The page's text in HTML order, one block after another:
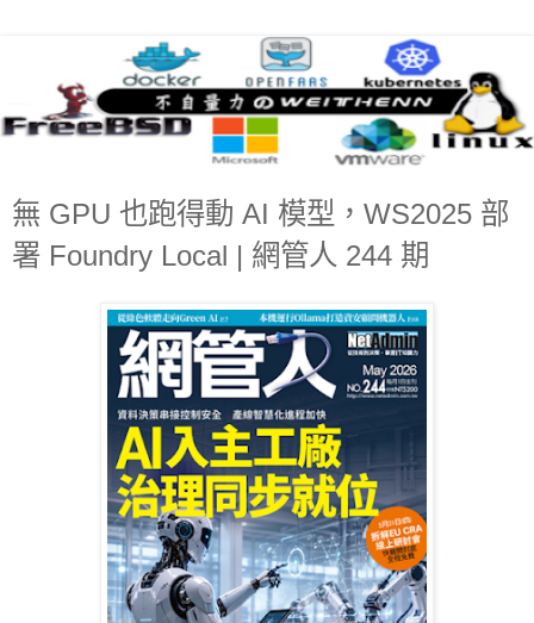
無 GPU 也跑得動 AI 模型，WS2025 部
署 Foundry Local | 網管人 244 期